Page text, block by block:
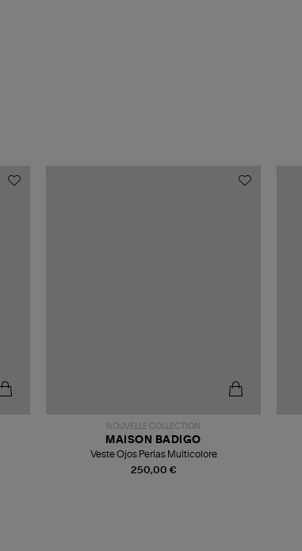
NOUVELLE COLLECTION
250,00 €
MAISON BADIGO
Veste Ojos Perlas Multicolore